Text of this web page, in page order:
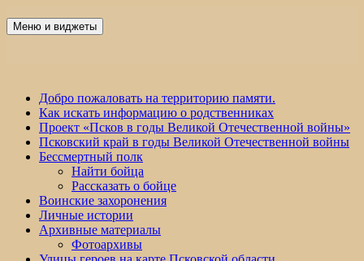
Победа 60
Меню и виджеты
Добро пожаловать на территорию памяти.
Как искать информацию о родственниках
Проект «Псков в годы Великой Отечественной войны»
Псковский край в годы Великой Отечественной войны
Бессмертный полк
Найти бойца
Рассказать о бойце
Воинские захоронения
Личные истории
Архивные материалы
Фотоархивы